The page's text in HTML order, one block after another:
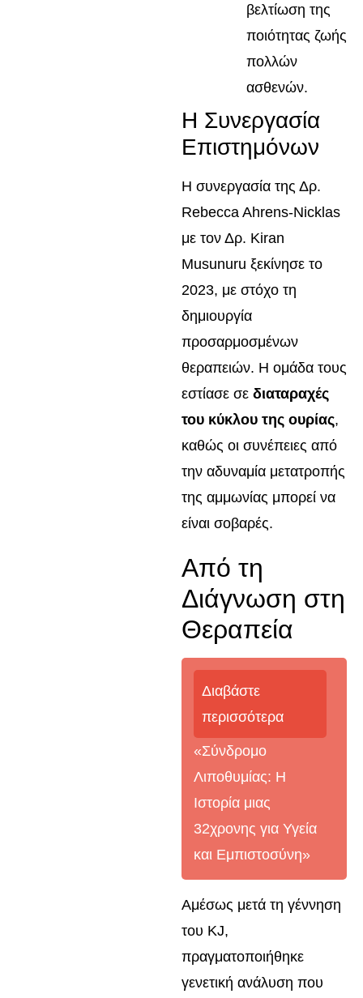
βελτίωση της
ποιότητας ζωής
πολλών
ασθενών.
Η Συνεργασία
Επιστημόνων
Η συνεργασία της Δρ.
Rebecca Ahrens-Nicklas
με τον Δρ. Kiran
Musunuru ξεκίνησε το
2023, με στόχο τη
δημιουργία
προσαρμοσμένων
θεραπειών. Η ομάδα τους
εστίασε σε διαταραχές
του κύκλου της ουρίας,
καθώς οι συνέπειες από
την αδυναμία μετατροπής
της αμμωνίας μπορεί να
είναι σοβαρές.
Από τη
Διάγνωση στη
Θεραπεία
Διαβάστε
περισσότερα
«Σύνδρομο
Λιποθυμίας: Η
Ιστορία μιας
32χρονης για Υγεία
και Εμπιστοσύνη»
Αμέσως μετά τη γέννηση
του KJ,
πραγματοποιήθηκε
γενετική ανάλυση που